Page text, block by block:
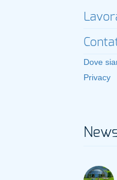
Dove
Privacy